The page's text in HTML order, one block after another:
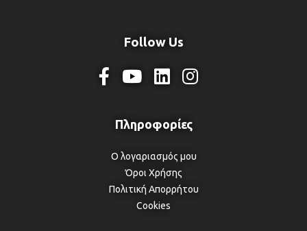
Follow Us
Ο λογαριασμός μου
Όροι Χρήσης
Πολιτική Απορρήτου
Cookies